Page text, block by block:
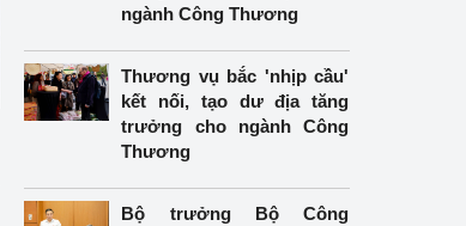
ngành Công Thương
Thương vụ bắc 'nhịp cầu'
kết nối, tạo dư địa tăng
trưởng cho ngành Công
Thương
Bộ trưởng Bộ Công